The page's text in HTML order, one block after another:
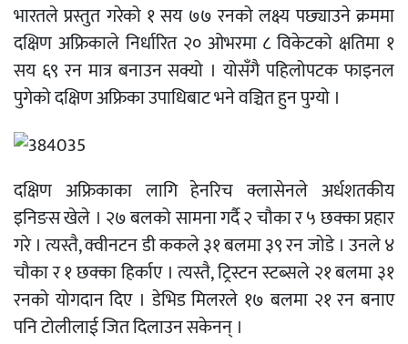
भारतले प्रस्तुत गरेको १ सय ७७ रनको लक्ष्य पछ्याउने क्रममा
दक्षिण अफ्रिकाले निर्धारित २० ओभरमा ८ विकेटको क्षतिमा १
सय ६९ रन मात्र बनाउन सक्यो । योसँगै पहिलोपटक फाइनल
पुगेको दक्षिण अफ्रिका उपाधिबाट भने वञ्चित हुन पुग्यो ।
दक्षिण अफ्रिकाका लागि हेनरिच क्लासेनले अर्धशतकीय
इनिङस खेले । २७ बलको सामना गर्दै २ चौका र ५ छक्का प्रहार
गरे । त्यस्तै, क्वीनटन डी ककले ३१ बलमा ३९ रन जोडे । उनले ४
चौका र १ छक्का हिर्काए । त्यस्तै, ट्रिस्टन स्टब्सले २१ बलमा ३१
रनको योगदान दिए । डेभिड मिलरले १७ बलमा २१ रन बनाए
पनि टोलीलाई जित दिलाउन सकेनन् ।